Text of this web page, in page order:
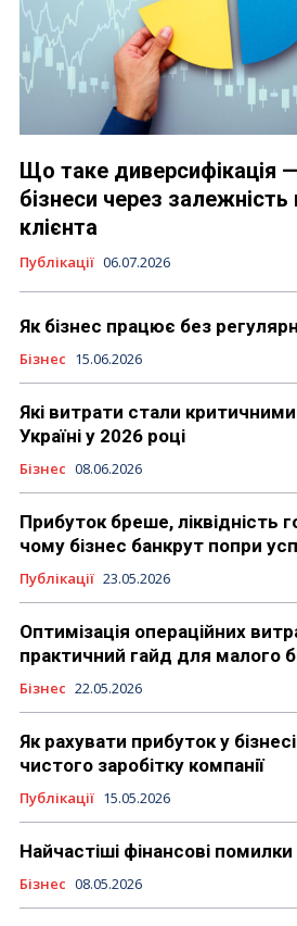
Що таке диверсифікація
бізнеси через залежність
клієнта
Публікації 06.07.2026
Як бізнес працює без
Бізнес 15.06.2026
Які витрати стали
Україні у 2026 році
Бізнес 08.06.2026
Прибуток бреше, ліквідність
чому бізнес банкрут попри
Публікації 23.05.2026
Оптимізація операційних
практичний гайд для малого
Бізнес 22.05.2026
Як рахувати прибуток у
чистого заробітку компанії
Публікації 15.05.2026
Найчастіші фінансові
Бізнес 08.05.2026